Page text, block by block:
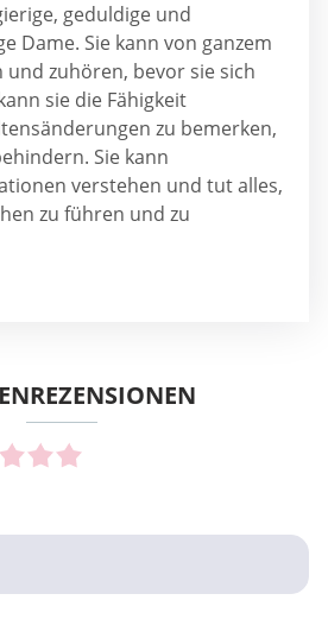
geduldige und
Dame. Sie kann von ganzem
und zuhören, bevor sie sich
sie die Fähigkeit
zu bemerken,
Sie kann
verstehen und tut alles,
zu führen und zu